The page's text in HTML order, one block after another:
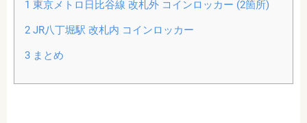
1 東京メトロ日比谷線 改札外 コインロッカー (2箇所)
2JR八丁堀駅 改札内 コインロッカー
3まとめ